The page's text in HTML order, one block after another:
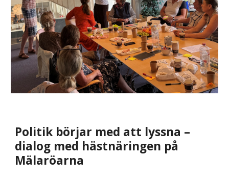
Politik börjar med att lyssna –
dialog med hästnäringen på
Mälaröarna